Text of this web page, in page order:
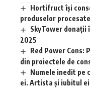
Hortifruct își
produselor
SkyTower donații
2025
Red Power Cons:
din proiectele de
Numele inedit pe
ei. Artista și iubitul